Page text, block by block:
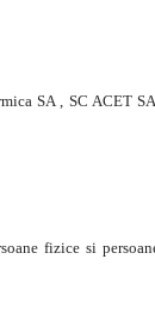
SA , SC ACET
fizice si